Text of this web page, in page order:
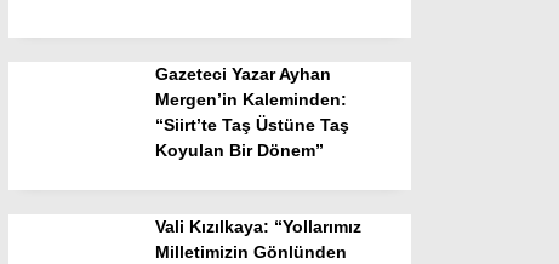
Gazeteci Yazar Ayhan
Mergen’in Kaleminden:
“Siirt’te Taş Üstüne Taş
Koyulan Bir Dönem”
Vali Kızılkaya: “Yollarımız
Milletimizin Gönlünden